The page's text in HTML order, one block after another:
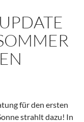
für den ersten
strahlt dazu! In